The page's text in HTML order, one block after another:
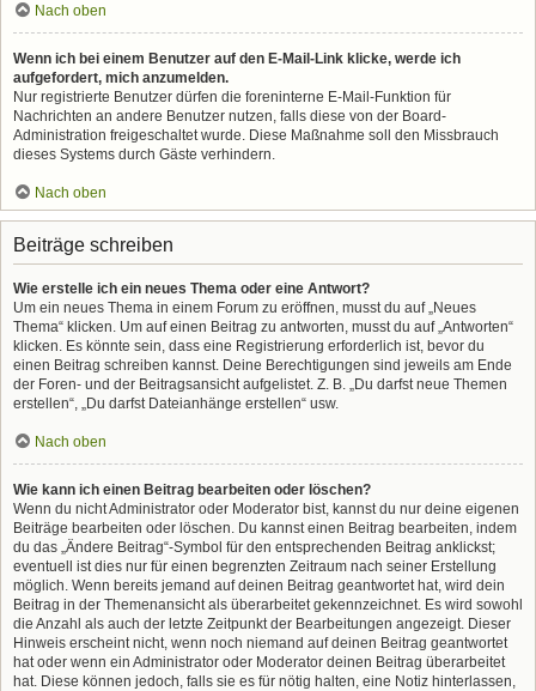
Nach oben
Wenn ich bei einem Benutzer auf den E-Mail-Link klicke, werde ich
aufgefordert, mich anzumelden.
Nur registrierte Benutzer dürfen die foreninterne E-Mail-Funktion für
Nachrichten an andere Benutzer nutzen, falls diese von der Board-
Administration freigeschaltet wurde. Diese Maßnahme soll den Missbrauch
dieses Systems durch Gäste verhindern.
Nach oben
Beiträge schreiben
Wie erstelle ich ein neues Thema oder eine Antwort?
Um ein neues Thema in einem Forum zu eröffnen, musst du auf „Neues
Thema“ klicken. Um auf einen Beitrag zu antworten, musst du auf „Antworten“
klicken. Es könnte sein, dass eine Registrierung erforderlich ist, bevor du
einen Beitrag schreiben kannst. Deine Berechtigungen sind jeweils am Ende
der Foren- und der Beitragsansicht aufgelistet. Z. B. „Du darfst neue Themen
erstellen“, „Du darfst Dateianhänge erstellen“ usw.
Nach oben
Wie kann ich einen Beitrag bearbeiten oder löschen?
Wenn du nicht Administrator oder Moderator bist, kannst du nur deine eigenen
Beiträge bearbeiten oder löschen. Du kannst einen Beitrag bearbeiten, indem
du das „Ändere Beitrag“-Symbol für den entsprechenden Beitrag anklickst;
eventuell ist dies nur für einen begrenzten Zeitraum nach seiner Erstellung
möglich. Wenn bereits jemand auf deinen Beitrag geantwortet hat, wird dein
Beitrag in der Themenansicht als überarbeitet gekennzeichnet. Es wird sowohl
die Anzahl als auch der letzte Zeitpunkt der Bearbeitungen angezeigt. Dieser
Hinweis erscheint nicht, wenn noch niemand auf deinen Beitrag geantwortet
hat oder wenn ein Administrator oder Moderator deinen Beitrag überarbeitet
hat. Diese können jedoch, falls sie es für nötig halten, eine Notiz hinterlassen,